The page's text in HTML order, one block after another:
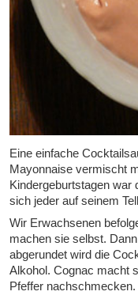
Eine einfache
Mayonnaise vermischt
Kindergeburtstagen war
sich jeder auf seinem
Wir Erwachsenen
machen sie selbst.
abgerundet wird die
Alkohol. Cognac macht
Pfeffer nachschmecken.